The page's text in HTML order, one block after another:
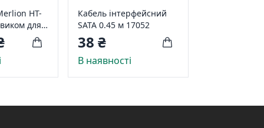
HT-
для
45 (8P8C)
4P /
Кабель інтерфейсний
SATA 0.45 м 17052
38 ₴
В наявності